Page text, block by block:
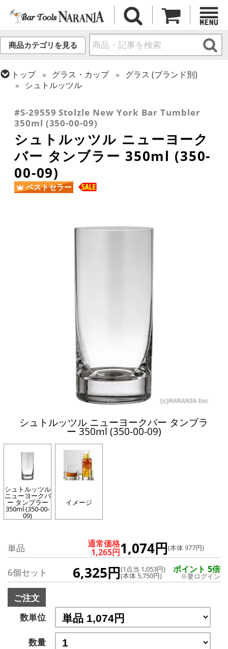
商品カテゴリを見る
トップ グラス・カップ
グラス (ブランド別)
シュトルッツル
タンブラー
#S-29559 Stolzle New York Bar Tumbler
350ml (350-00-09)
シュトルッツル ニューヨーク
バー タンブラー 350ml (350-
00-09)
ベストセラー
シュトルッツル ニューヨークバー タンブラ
ー 350ml (350-00-09)
シュトルッツル
ニューヨークバ
ー タンブラー
350ml (350-00-
09)
イメージ
単品 通常価格
1,265円1,074円(本体 977円)
6個セット 6,325円(1点当 1,053円)
(本体 5,750円)
ポイント 5倍
※要ログイン
ご注文
数単位
数量